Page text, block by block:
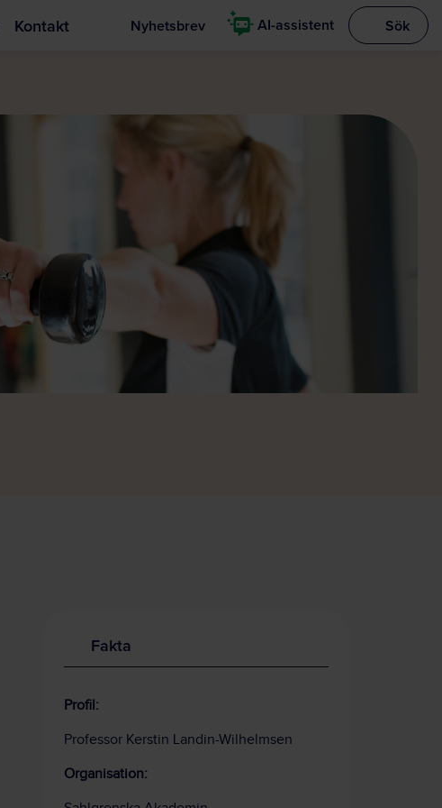
Kontakt Nyhetsbrev AI-assistent Visa
Sök
Fakta
Profil:
Professor Kerstin Landin-Wilhelmsen
Organisation: